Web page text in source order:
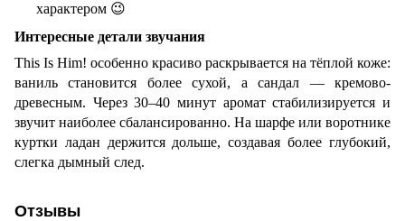
характером 😉
Интересные детали звучания
This Is Him! особенно красиво раскрывается на тёплой коже:
ваниль становится более сухой, а сандал — кремово-
древесным. Через 30–40 минут аромат стабилизируется и
звучит наиболее сбалансированно. На шарфе или воротнике
куртки ладан держится дольше, создавая более глубокий,
слегка дымный след.
Отзывы